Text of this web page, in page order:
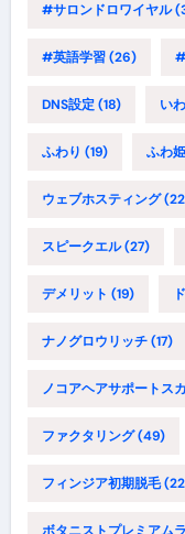
#サロンドロワイヤル
#英語学習(26)
DNS設定(18) い
ふわり (19) ふわ姫
ウェブホスティング
スピークエル(27)
デメリット (19)
ナノグロウリッチ(17)
ノコアヘアサポートス
ファクタリング(49)
フィンジア初期脱毛